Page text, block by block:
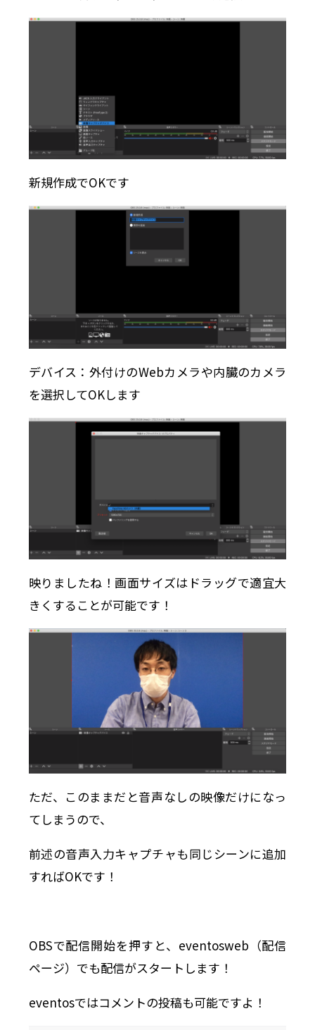
新規作成でOKです
デバイス：外付けのWebカメラや内臓のカメラ
を選択してOKします
映りましたね！画面サイズはドラッグで適宜大
きくすることが可能です！
ただ、このままだと音声なしの映像だけになっ
てしまうので、
前述の音声入力キャプチャも同じシーンに追加
すればOKです！
OBSで配信開始を押すと、eventosweb（配信
ページ）でも配信がスタートします！
eventosではコメントの投稿も可能ですよ！